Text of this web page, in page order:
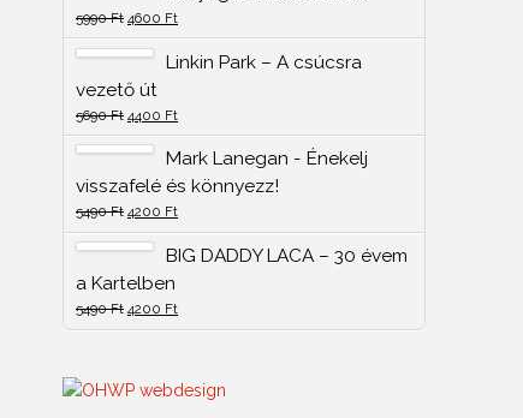
5990Ft 4600 Ft
Linkin Park – A csúcsra
vezető út
5690Ft 4400 Ft
Mark Lanegan - Énekelj
visszafelé és könnyezz!
5490Ft 4200 Ft
BIG DADDY LACA – 30 évem
a Kartelben
5490Ft 4200 Ft